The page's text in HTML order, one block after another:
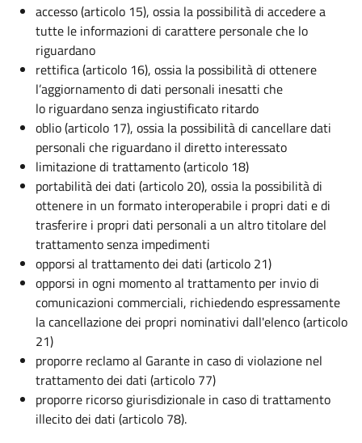
accesso (articolo 15), ossia la possibilità di accedere a
tutte le informazioni di carattere personale che lo
riguardano
rettifica (articolo 16), ossia la possibilità di ottenere
l’aggiornamento di dati personali inesatti che
lo riguardano senza ingiustificato ritardo
oblio (articolo 17), ossia la possibilità di cancellare dati
personali che riguardano il diretto interessato
limitazione di trattamento (articolo 18)
portabilità dei dati (articolo 20), ossia la possibilità di
ottenere in un formato interoperabile i propri dati e di
trasferire i propri dati personali a un altro titolare del
trattamento senza impedimenti
opporsi al trattamento dei dati (articolo 21)
opporsi in ogni momento al trattamento per invio di
comunicazioni commerciali, richiedendo espressamente
la cancellazione dei propri nominativi dall'elenco (articolo
21)
proporre reclamo al Garante in caso di violazione nel
trattamento dei dati (articolo 77)
proporre ricorso giurisdizionale in caso di trattamento
illecito dei dati (articolo 78).